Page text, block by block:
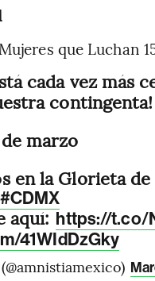
que Luchan
cada vez más
marzo
en la Glorieta
#CDMX
aquí:https://t.co/
41WIdDzGky